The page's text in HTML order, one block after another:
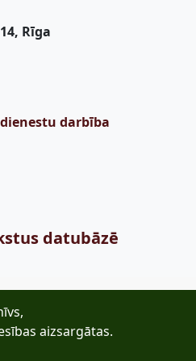
Rīga
darbība
datubāzē
aizsargātas.